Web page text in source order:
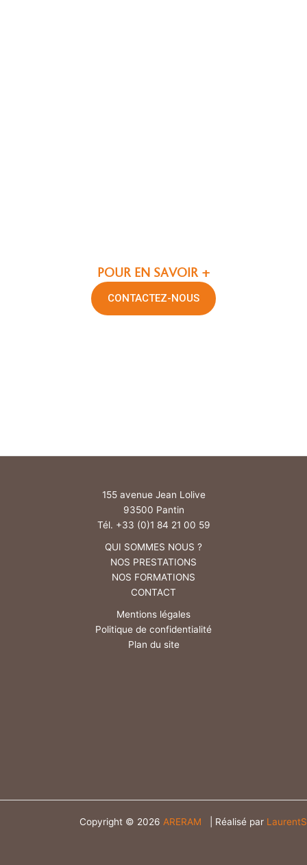
POUR EN SAVOIR +
CONTACTEZ-NOUS
155 avenue Jean Lolive
93500 Pantin
Tél. +33 (0)1 84 21 00 59
QUI SOMMES NOUS ?
NOS PRESTATIONS
NOS FORMATIONS
CONTACT
Mentions légales
Politique de confidentialité
Plan du site
Copyright © 2026 ARERAM | Réalisé par LaurentS